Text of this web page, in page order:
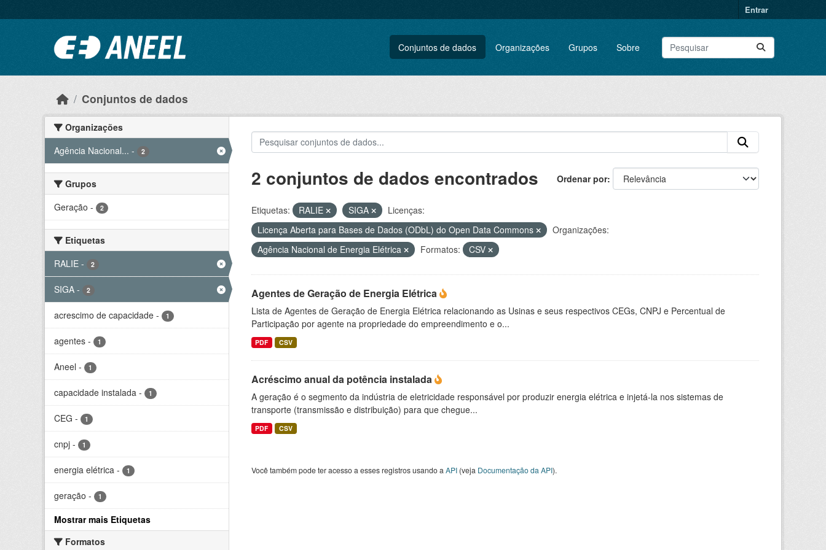
Entrar
Conjuntos de dados Organizações Grupos Sobre
Conjuntos de dados
Organizações
Agência Nacional... - 2
Grupos
Geração - 2
Etiquetas
RALIE - 2
SIGA - 2
acrescimo de capacidade - 1
agentes - 1
Aneel - 1
capacidade instalada - 1
CEG - 1
cnpj - 1
energia elétrica - 1
geração - 1
Mostrar mais Etiquetas
Formatos
Ordenar por
2 conjuntos de dados encontrados
Etiquetas: RALIE SIGA
Licenças:
Licença Aberta para Bases de Dados (ODbL) do Open Data Commons
Organizações:
Agência Nacional de Energia Elétrica
Formatos: CSV
Agentes de Geração de Energia Elétrica
Lista de Agentes de Geração de Energia Elétrica relacionando as Usinas e seus respectivos CEGs, CNPJ e Percentual de
Participação por agente na propriedade do empreendimento e o...
PDF CSV
Acréscimo anual da potência instalada
A geração é o segmento da indústria de eletricidade responsável por produzir energia elétrica e injetá-la nos sistemas de
transporte (transmissão e distribuição) para que chegue...
PDF CSV
Você também pode ter acesso a esses registros usando a API(veja Documentação da API).